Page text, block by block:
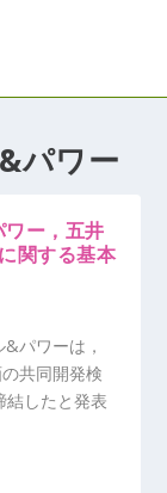
パワー
ワー，五井
関する基本
パワーは，
共同開発検
結したと発表